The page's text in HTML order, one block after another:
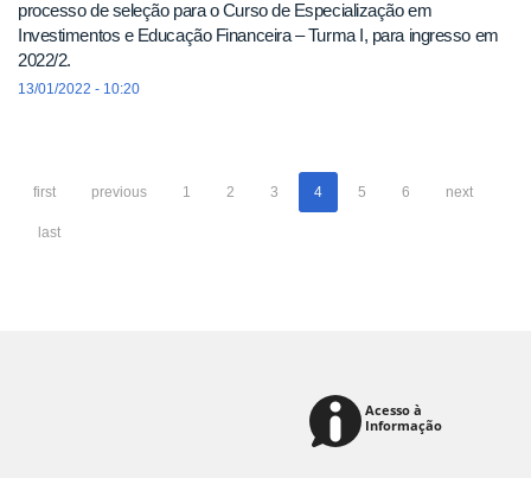
processo de seleção para o Curso de Especialização em
Investimentos e Educação Financeira – Turma I, para ingresso em
2022/2.
13/01/2022 - 10:20
first previous 1 2 3 4 5 6 next
last